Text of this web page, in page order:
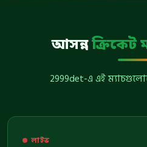
আসন্নক্রিকেট
2999det-এ এই
লাইভ